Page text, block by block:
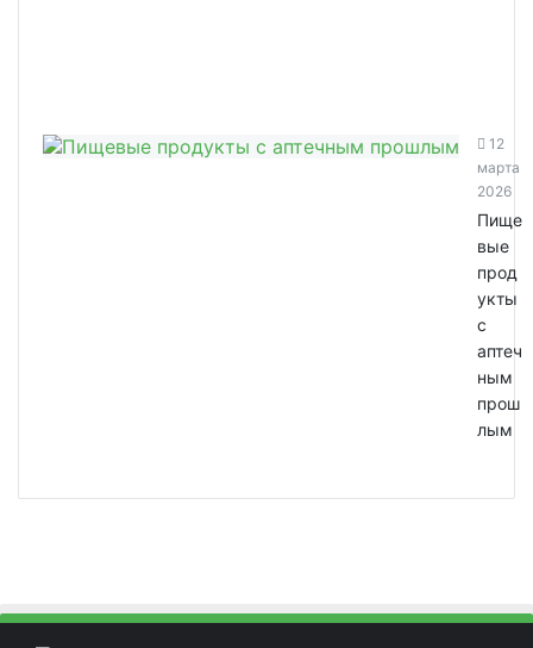
12
марта
2026
Пище
вые
прод
укты
с
аптеч
ным
прош
лым